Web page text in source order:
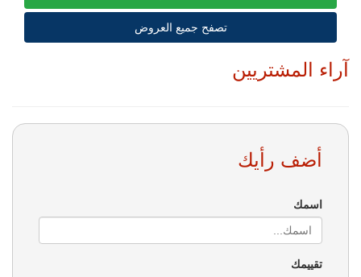
تصفح جميع العروض
آراء المشتريين
أضف رأيك
اسمك
تقييمك